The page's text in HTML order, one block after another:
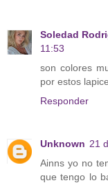
Soledad
11:53
son colores
por estos
Responder
Unknown 21
Ainns yo no
que tengo lo